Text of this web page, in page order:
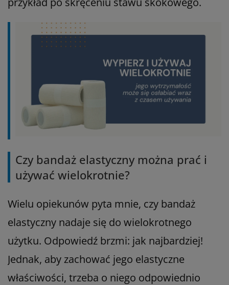
Czy bandaż elastyczny można prać i
używać wielokrotnie?
Wielu opiekunów pyta mnie, czy bandaż
elastyczny nadaje się do wielokrotnego
użytku. Odpowiedź brzmi: jak najbardziej!
Jednak, aby zachować jego elastyczne
właściwości, trzeba o niego odpowiednio